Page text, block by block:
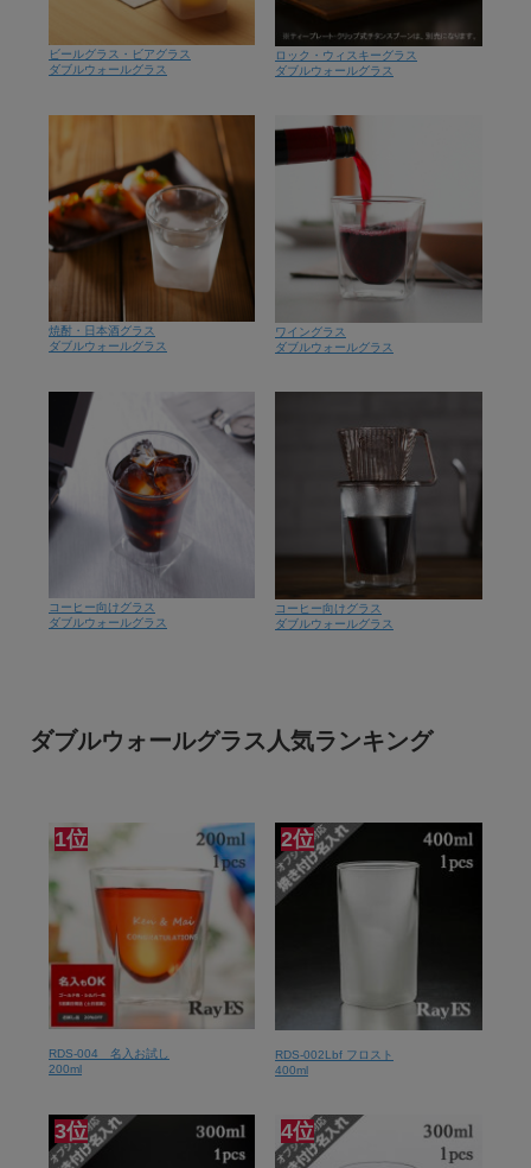
ビールグラス・ビアグラス
ダブルウォールグラス
ロック・ウィスキーグラス
ダブルウォールグラス
焼酎・日本酒グラス
ダブルウォールグラス
ワイングラス
ダブルウォールグラス
コーヒー向けグラス
ダブルウォールグラス
コーヒー向けグラス
ダブルウォールグラス
ダブルウォールグラス人気ランキング
1位
RDS-004 名入お試し
200ml
2位
RDS-002Lbf フロスト
400ml
3位 4位